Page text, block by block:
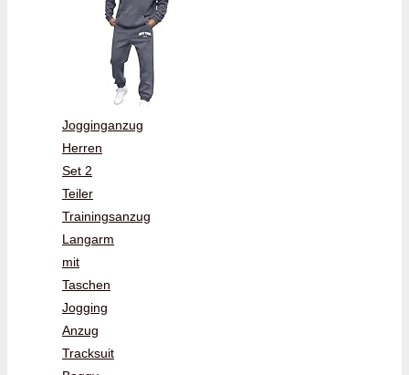
Jogginganzug
Herren
Set 2
Teiler
Trainingsanzug
Langarm
mit
Taschen
Jogging
Anzug
Tracksuit